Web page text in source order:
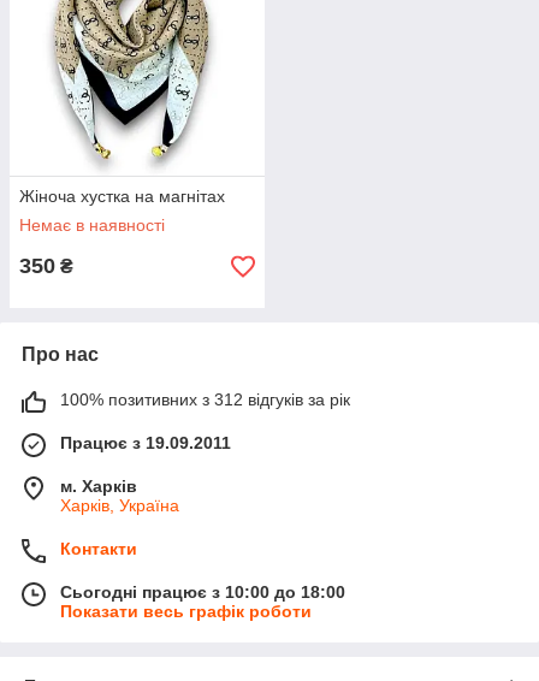
Жіноча хустка на магнітах
Немає в наявності
350 ₴
Про нас
100% позитивних з 312 відгуків за рік
Працює з 19.09.2011
м. Харків
Харків, Україна
Контакти
Сьогодні працює з 10:00 до 18:00
Показати весь графік роботи